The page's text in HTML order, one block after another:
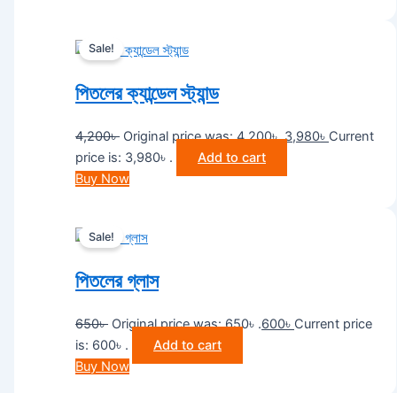
Sale!
পিতলের ক্যান্ডেল স্ট্যান্ড
4,200৳ Original price was: 4,200৳ .3,980৳ Current
price is: 3,980৳ .
Add to cart
Buy Now
Sale!
পিতলের গ্লাস
650৳ Original price was: 650৳ .600৳ Current price
is: 600৳ .
Add to cart
Buy Now